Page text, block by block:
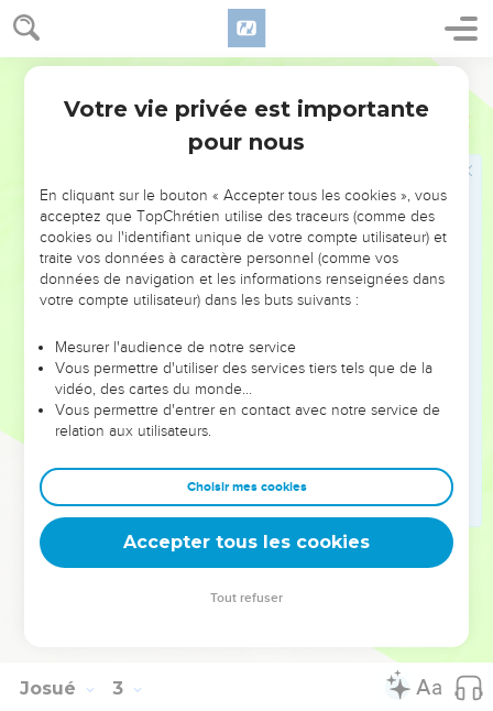
Josué 2
19 Quiconque franchira les portes de ta maison pour sortir,
son sang (sera) sur sa tête et nous autres (serons) quittes !
dans la maison, son sang (sera) sur notre tête !
Si tu divulgues cet engagement entre nous, nous serons
Elle dit : Qu’il en soit selon vos engagements ! Elle les
laissa partir, et ils s’en allèrent. Elle attacha le cordon
écarlate à la fenêtre.
Ils partirent, arrivèrent à la montagne et y restèrent trois
poursuivants cherchèrent tout au long du chemin, sans (les)
trouver.
Les deux hommes redescendirent alors de la montagne et
traversèrent (le Jourdain). Ils arrivèrent auprès de Josué, fils
Ils dirent à Josué : Certainement, l’Éternel a livré tout le
pays entre nos mains, même tous les habitants du pays
défaillent devant nous.
© Société biblique française – Bibli’O, 1978, avec autorisation. Pour vous procurer
Josué 3
Votre vie privée est importante
pour nous
En cliquant sur le bouton « Accepter tous les cookies », vous
acceptez que TopChrétien utilise des traceurs (comme des
cookies ou l'identifiant unique de votre compte utilisateur) et
traite vos données à caractère personnel (comme vos
données de navigation et les informations renseignées dans
votre compte utilisateur) dans les buts suivants :
Mesurer l'audience de notre service
Vous permettre d'utiliser des services tiers tels que de la
vidéo, des cartes du monde…
Vous permettre d'entrer en contact avec notre service de
relation aux utilisateurs.
Choisir mes cookies
Accepter tous les cookies
Tout refuser